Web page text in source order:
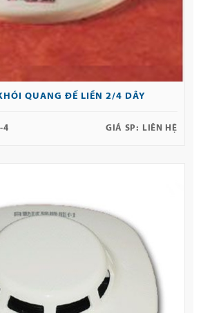
QUANG ĐẾ LIỀN 2/4 DÂY
4 GIÁ SP: LIÊN HỆ